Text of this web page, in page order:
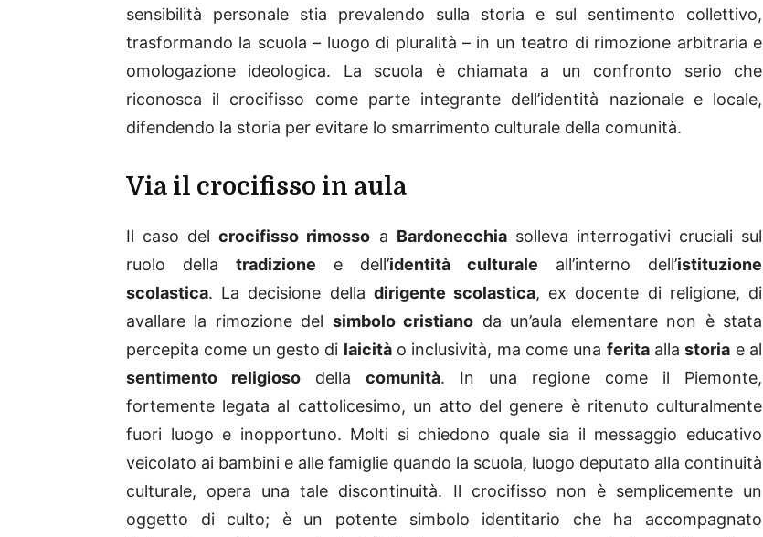
sensibilità personale stia prevalendo sulla storia e sul sentimento collettivo,
trasformando la scuola – luogo di pluralità – in un teatro di rimozione arbitraria e
omologazione ideologica. La scuola è chiamata a un confronto serio che
riconosca il crocifisso come parte integrante dell’identità nazionale e locale,
difendendo la storia per evitare lo smarrimento culturale della comunità.
Via il crocifisso in aula
Il caso delcrocifisso rimosso a Bardonecchiasolleva interrogativi cruciali sul
ruolo della tradizione e dell’identità culturale all’interno dell’istituzione
scolastica. La decisione della dirigente scolastica, ex docente di religione, di
avallare la rimozione del simbolo cristiano da un’aula elementare non è stata
percepita come un gesto di laicitào inclusività, ma come una feritaallastoria e al
sentimento religioso della comunità. In una regione come il Piemonte,
fortemente legata al cattolicesimo, un atto del genere è ritenuto culturalmente
fuori luogo e inopportuno. Molti si chiedono quale sia il messaggio educativo
veicolato ai bambini e alle famiglie quando la scuola, luogo deputato alla continuità
culturale, opera una tale discontinuità. Il crocifisso non è semplicemente un
oggetto di culto; è un potente simbolo identitario che ha accompagnato